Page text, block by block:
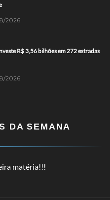
2026
R$ 3,56 bilhões em 272 estradas
2026
DA SEMANA
matéria!!!